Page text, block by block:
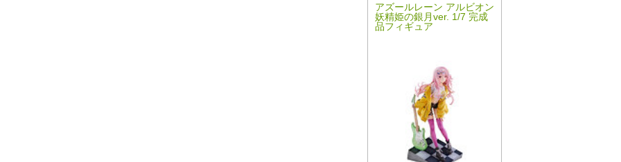
アズールレーン アルビオン
妖精姫の銀月ver. 1/7 完成
品フィギュア